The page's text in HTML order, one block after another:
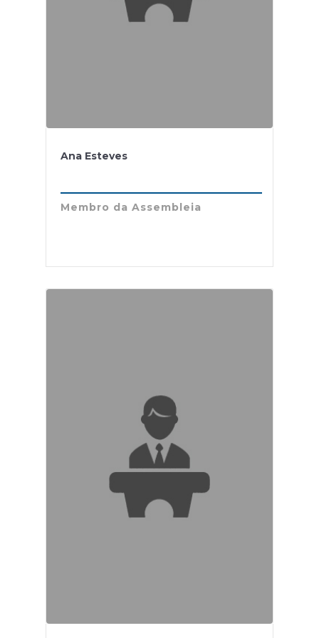
Ana Esteves
Membro da Assembleia